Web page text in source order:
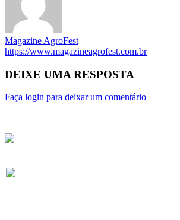
Magazine AgroFest
https://www.magazineagrofest.com.br
DEIXE UMA RESPOSTA
Faça login para deixar um comentário